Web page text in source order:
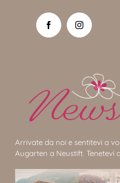
Arrivate da noi e sentitevi a
Augarten a Neustift. Tenetevi